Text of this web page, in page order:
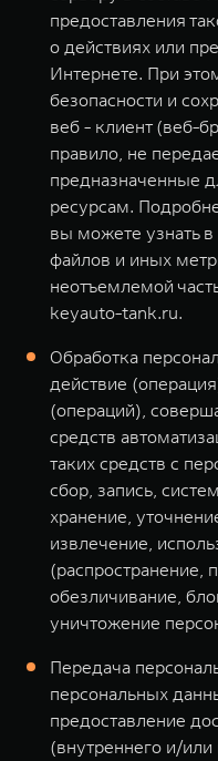
предоставления
о действиях или
Интернете. При
безопасности и
веб - клиент (веб-
правило, не
предназначенные
ресурсам.
вы можете узнать
файлов и иных
неотъемлемой
keyauto-tank.ru.
Обработка
действие
(операций),
средств
таких средств с
сбор, запись,
хранение,
извлечение,
(распространение,
обезличивание,
уничтожение
Передача
персональных
предоставление
(внутреннего и/